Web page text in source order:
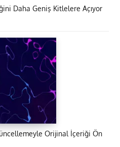
Daha Geniş Kitlelere Açıyor
Orijinal İçeriği Ön